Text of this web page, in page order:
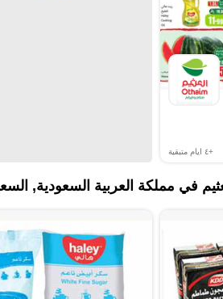
+٤ ايام متبقية
في مملكة العربية السعودية,